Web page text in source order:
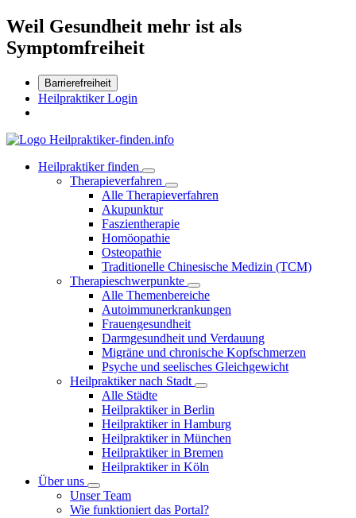
Weil Gesundheit mehr ist als
Symptomfreiheit
Barrierefreiheit
Heilpraktiker Login
Heilpraktiker finden
Therapieverfahren
Alle Therapieverfahren
Akupunktur
Faszientherapie
Homöopathie
Osteopathie
Traditionelle Chinesische Medizin (TCM)
Therapieschwerpunkte
Alle Themenbereiche
Autoimmunerkrankungen
Frauengesundheit
Darmgesundheit und Verdauung
Migräne und chronische Kopfschmerzen
Psyche und seelisches Gleichgewicht
Heilpraktiker nach Stadt
Alle Städte
Heilpraktiker in Berlin
Heilpraktiker in Hamburg
Heilpraktiker in München
Heilpraktiker in Bremen
Heilpraktiker in Köln
Über uns
Unser Team
Wie funktioniert das Portal?